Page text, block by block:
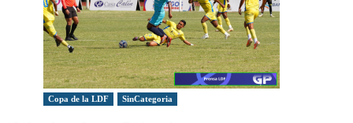
Copa de la LDF SinCategoria